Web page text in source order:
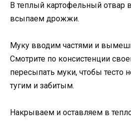
В теплый картофельный отвар
всыпаем дрожжи.
Муку вводим частями и
Смотрите по консистенции
пересыпать муки, чтобы тесто
тугим и забитым.
Накрываем и оставляем в